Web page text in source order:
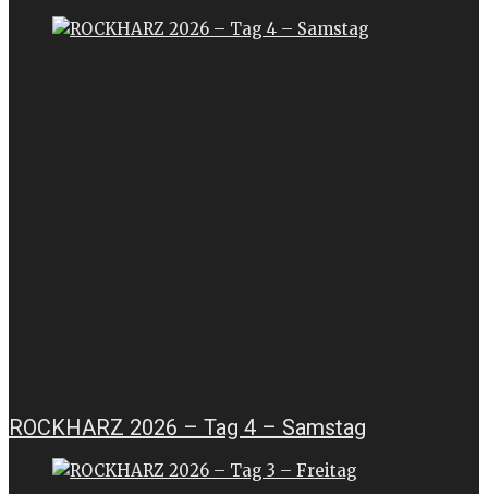
ROCKHARZ 2026 – Tag 4 – Samstag